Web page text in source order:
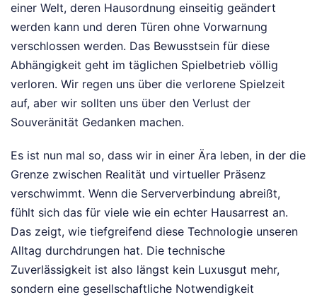
einer Welt, deren Hausordnung einseitig geändert
werden kann und deren Türen ohne Vorwarnung
verschlossen werden. Das Bewusstsein für diese
Abhängigkeit geht im täglichen Spielbetrieb völlig
verloren. Wir regen uns über die verlorene Spielzeit
auf, aber wir sollten uns über den Verlust der
Souveränität Gedanken machen.
Es ist nun mal so, dass wir in einer Ära leben, in der die
Grenze zwischen Realität und virtueller Präsenz
verschwimmt. Wenn die Serververbindung abreißt,
fühlt sich das für viele wie ein echter Hausarrest an.
Das zeigt, wie tiefgreifend diese Technologie unseren
Alltag durchdrungen hat. Die technische
Zuverlässigkeit ist also längst kein Luxusgut mehr,
sondern eine gesellschaftliche Notwendigkeit